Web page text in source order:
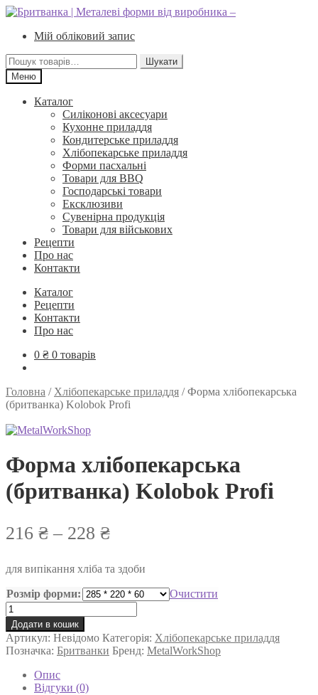
Перейти
навігації
Перейти
вмістуМій обліковий запис
Шукати:
Шукати
Меню
Каталог
Силіконові аксесуари
Кухонне приладдя
Кондитерське приладдя
Хлібопекарське приладдя
Форми пасхальні
Товари для BBQ
Господарські товари
Ексклюзиви
Сувенірна продукція
Товари для військових
Рецепти
Про нас
Контакти
Каталог
Рецепти
Контакти
Про нас
0 ₴ 0 товарів
Головна / Хлібопекарське приладдя /Форма хлібопекарська
(бритванка) Kolobok Profi
Форма хлібопекарська
(бритванка) Kolobok Profi
216 ₴ – 228 ₴Діапазон
від
216 ₴
до
228 ₴
для випікання хліба та здоби
Розмір форми:
Очистити
Форма
хлібопекарська
(бритванка)
Kolobok
Profi
кількість
Додати в кошик
Артикул: Невідомо Категорія: Хлібопекарське приладдя
Позначка: Бритванки Бренд: MetalWorkShop
Опис
Відгуки (0)